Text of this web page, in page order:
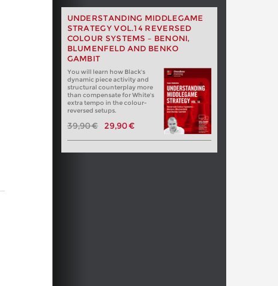
UNDERSTANDING MIDDLEGAME
STRATEGY VOL.14 REVERSED
COLOUR SYSTEMS – BENONI,
BLUMENFELD AND BENKO
GAMBIT
You will learn how Black's
dynamic piece activity and
structural counterplay more
than compensate for White's
extra tempo in the colour-
reversed setups.
39,90 € 29,90 €